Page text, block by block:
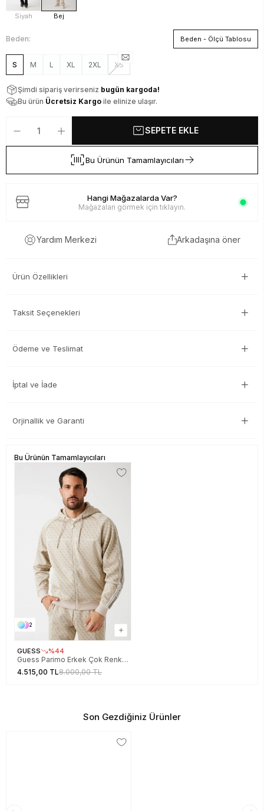
Siyah Bej
Beden: Beden - Ölçü Tablosu
S M L XL 2XL XS
Şimdi sipariş verirseniz bugün kargoda!
Bu ürün Ücretsiz Kargo ile elinize ulaşır.
SEPETE EKLE
Bu Ürünün Tamamlayıcıları
Hangi Mağazalarda Var?
Mağazaları görmek için tıklayın.
Yardım Merkezi Arkadaşına öner
Ürün Özellikleri
Taksit Seçenekleri
Ödeme ve Teslimat
İptal ve İade
Orjinallik ve Garanti
Bu Ürünün Tamamlayıcıları
2
GUESS %44
Guess Parimo Erkek Çok Renkli
Aktif Eşofman Üstü
Z5BQ13K2042-FJ9O
4.515,00 TL8.000,00 TL
Son Gezdiğiniz Ürünler